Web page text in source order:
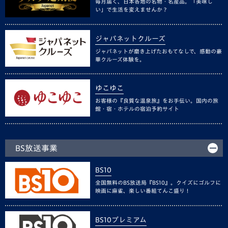
毎月届く、日本各地の名物・名産品。「美味し
い」で生活を変えませんか？
ジャパネットクルーズ
ジャパネットが磨き上げたおもてなしで、感動の豪
華クルーズ体験を。
ゆこゆこ
お客様の『良質な温泉旅』をお手伝い。国内の旅
館・宿・ホテルの宿泊予約サイト
BS放送事業
BS10
全国無料のBS放送局『BS10』。クイズにゴルフに
映画に麻雀、楽しい番組てんこ盛り！
BS10プレミアム